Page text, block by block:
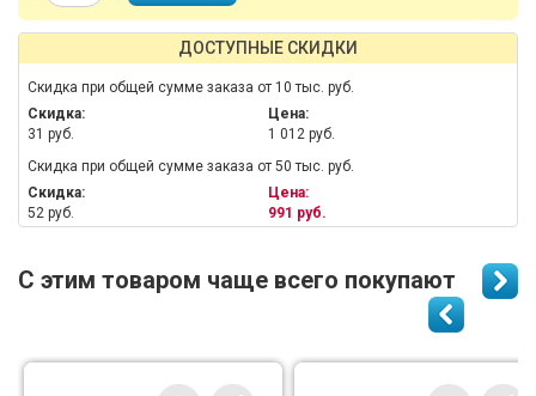
ДОСТУПНЫЕ СКИДКИ
Скидка при общей сумме заказа от 10 тыс. руб.
Скидка:
31 руб.
Цена:
1 012 руб.
Скидка при общей сумме заказа от 50 тыс. руб.
Скидка:
52 руб.
Цена:
991 руб.
С этим товаром чаще всего покупают